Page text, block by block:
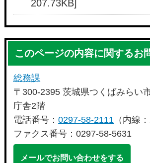
207.73KB]
このページの内容に関するお
総務課
〒300-2395 茨城県つくばみらい
庁舎2階
電話番号：0297-58-2111 （内線
ファクス番号：0297-58-5631
メールでお問い合わせをする